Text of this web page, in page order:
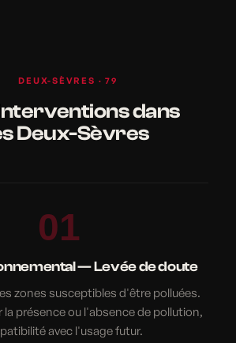
DEUX-SÈVRES · 79
dans
Deux-Sèvres
01
— Levée de doute
zones susceptibles d'être polluées.
présence ou l'absence de pollution,
avec l'usage futur.